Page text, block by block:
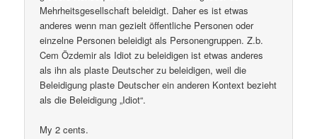
Mehrheitsgesellschaft beleidigt. Daher es ist etwas
anderes wenn man gezielt öffentliche Personen oder
einzelne Personen beleidigt als Personengruppen. Z.b.
Cem Özdemir als Idiot zu beleidigen ist etwas anderes
als ihn als plaste Deutscher zu beleidigen, weil die
Beleidigung plaste Deutscher ein anderen Kontext bezieht
als die Beleidigung „Idiot“.
My 2 cents.